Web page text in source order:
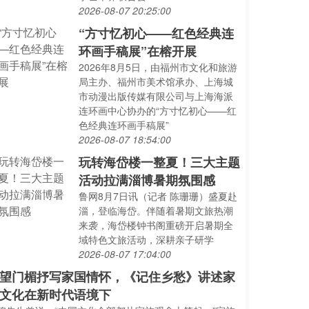
2026-08-07 20:25:00
“方寸忆初心——红色经典连
环画手稿展”在榕开展
2026年8月5日，由福州市文化和旅游
局主办、福州市美术馆承办、上海城
市动漫出版传媒有限公司与上海海派
连环画中心协办的“方寸忆初心——红
色经典连环画手稿展”
2026-08-07 18:54:00
玩转海岱楼一整夏！三大主题
活动拉满淄博暑期氛围感
鲁网8月7日讯（记者 陈珊珊）盛夏赴
淄，登临海岱。伴随着暑期文旅热潮
来袭，海岱楼钟书阁重磅开启暑期全
域特色文旅活动，深耕亲子研学
2026-08-07 17:04:00
门楣抒写家国情怀，《记住乡愁》讲述家
化在新时代语境下